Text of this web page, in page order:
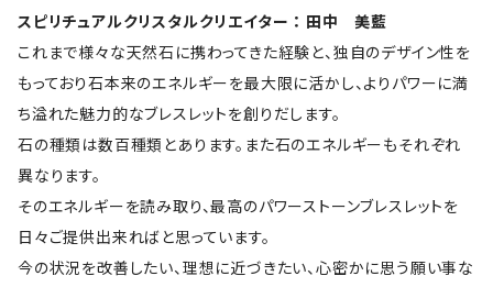
スピリチュアルクリスタルクリエイター ： 田中 美藍
これまで様々な天然石に携わってきた経験と、独自のデザイン性を
もっており石本来のエネルギーを最大限に活かし、よりパワーに満
ち溢れた魅力的なブレスレットを創りだします。
石の種類は数百種類とあります。また石のエネルギーもそれぞれ
異なります。
そのエネルギーを読み取り、最高のパワーストーンブレスレットを
日々ご提供出来ればと思っています。
今の状況を改善したい、理想に近づきたい、心密かに思う願い事な